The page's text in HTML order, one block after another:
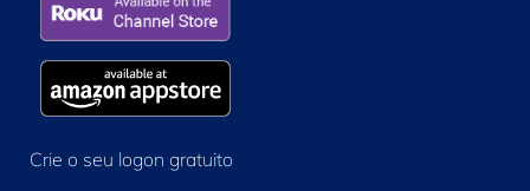
Crie o seu logon gratuito